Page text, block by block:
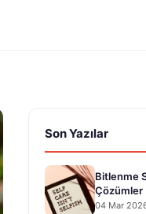
Son Yazılar
Bitlenme
Çözümler
04 Mar